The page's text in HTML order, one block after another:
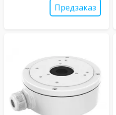
Предзаказ